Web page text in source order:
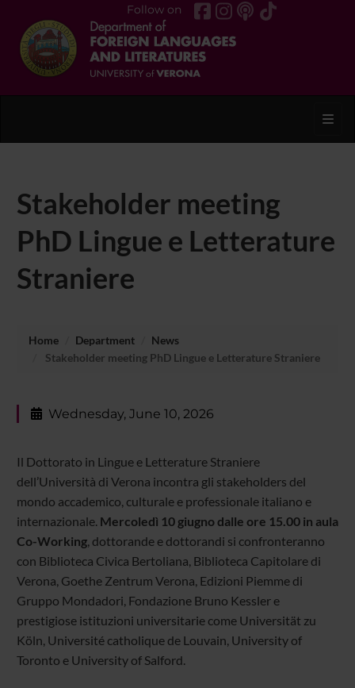
Follow on
Stakeholder meeting
PhD Lingue e Letterature
Straniere
Home Department
News
Stakeholder meeting PhD Lingue e Letterature Straniere
Wednesday, June 10, 2026
Il Dottorato in Lingue e Letterature Straniere
dell’Università di Verona incontra gli stakeholders del
mondo accademico, culturale e professionale italiano e
internazionale. Mercoledì 10 giugno dalle ore 15.00 in aula
Co-Working, dottorande e dottorandi si confronteranno
con Biblioteca Civica Bertoliana, Biblioteca Capitolare di
Verona, Goethe Zentrum Verona, Edizioni Piemme di
Gruppo Mondadori, Fondazione Bruno Kessler e
prestigiose istituzioni universitarie come Universität zu
Köln, Université catholique de Louvain, University of
Toronto e University of Salford.